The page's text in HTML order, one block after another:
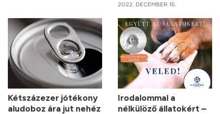
2022. DECEMBER 15.
Kétszázezer jótékony
aludoboz ára jut nehéz
Irodalommal a
nélkülöző állatokért –